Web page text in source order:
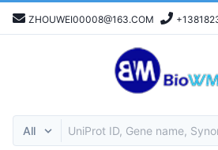
ZHOUWEI00008@163.COM